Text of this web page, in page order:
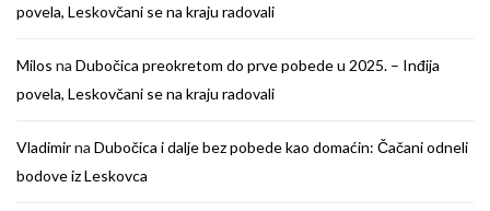
povela, Leskovčani se na kraju radovali
Milos na Dubočica preokretom do prve pobede u 2025. – Inđija
povela, Leskovčani se na kraju radovali
Vladimirna Dubočica i dalje bez pobede kao domaćin: Čačani odneli
bodove iz Leskovca